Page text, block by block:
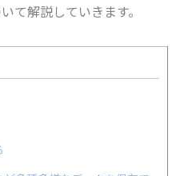
て解説していきます。